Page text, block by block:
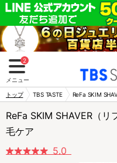
2
メニュー
トップ TBS TASTE ReFa SKIM
ReFa SKIM SHAVER（
毛ケア
5.0